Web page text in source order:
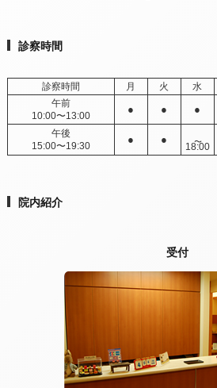
診察時間
診察時間 月 火 水
午前
10:00〜13:00
● ● ●
午後
15:00〜19:30
● ●
18:00
院内紹介
受付